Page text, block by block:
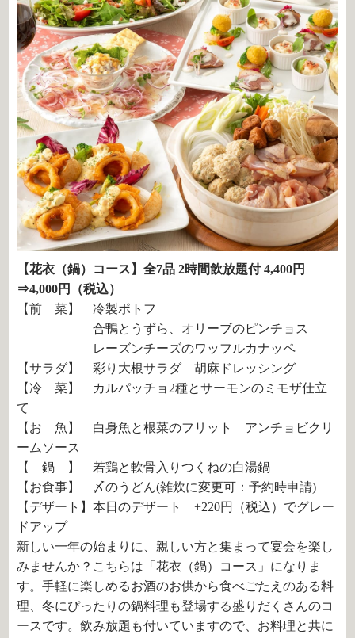
【花衣（鍋）コース】全7品 2時間飲放題付 4,400円
⇒4,000円（税込）
【前 菜】 冷製ポトフ
合鴨とうずら、オリーブのピンチョス
レーズンチーズのワッフルカナッペ
【サラダ】 彩り大根サラダ 胡麻ドレッシング
【冷 菜】 カルパッチョ2種とサーモンのミモザ仕立
て
【お 魚】 白身魚と根菜のフリット アンチョビクリ
ームソース
【 鍋 】 若鶏と軟骨入りつくねの白湯鍋
【お食事】 〆のうどん(雑炊に変更可：予約時申請)
【デザート】本日のデザート +220円（税込）でグレー
ドアップ
新しい一年の始まりに、親しい方と集まって宴会を楽し
みませんか？こちらは「花衣（鍋）コース」になりま
す。手軽に楽しめるお酒のお供から食べごたえのある料
理、冬にぴったりの鍋料理も登場する盛りだくさんのコ
ースです。飲み放題も付いていますので、お料理と共に